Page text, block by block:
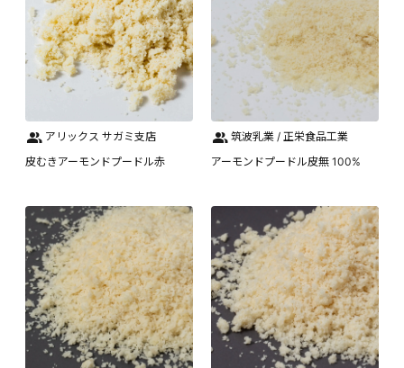
アリックス サガミ支店
皮むきアーモンドプードル赤
筑波乳業 / 正栄食品工業
アーモンドプードル皮無 100%